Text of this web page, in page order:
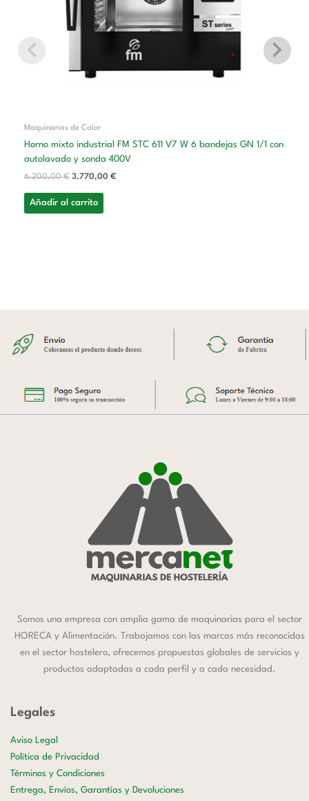
Maquinarias de Calor
Horno mixto industrial FM STC 611 V7 W 6 bandejas GN 1/1 con
autolavado y sonda 400V
6.200,00€ 3.770,00 €
Añadir al carrito
Somos una empresa con amplia gama de maquinarias para el sector
HORECA y Alimentación. Trabajamos con las marcas más reconocidas
en el sector hostelero, ofrecemos propuestas globales de servicios y
productos adaptadas a cada perfil y a cada necesidad.
Legales
Aviso Legal
Política de Privacidad
Términos y Condiciones
Entrega, Envíos, Garantías y Devoluciones